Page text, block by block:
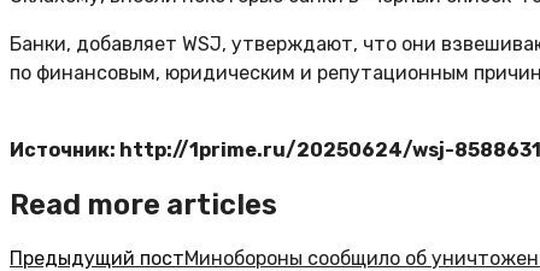
Банки, добавляет WSJ, утверждают, что они
по финансовым, юридическим и репутационным
Источник: http://1prime.ru/20250624/wsj-
Read more articles
Предыдущий постМинобороны сообщило об